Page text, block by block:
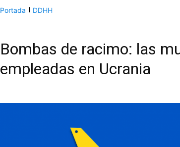
Portada DDHH
Bombas de racimo: las
empleadas en Ucrania